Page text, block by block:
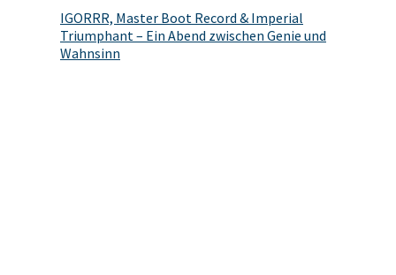
IGORRR, Master Boot Record & Imperial
Triumphant – Ein Abend zwischen Genie und
Wahnsinn